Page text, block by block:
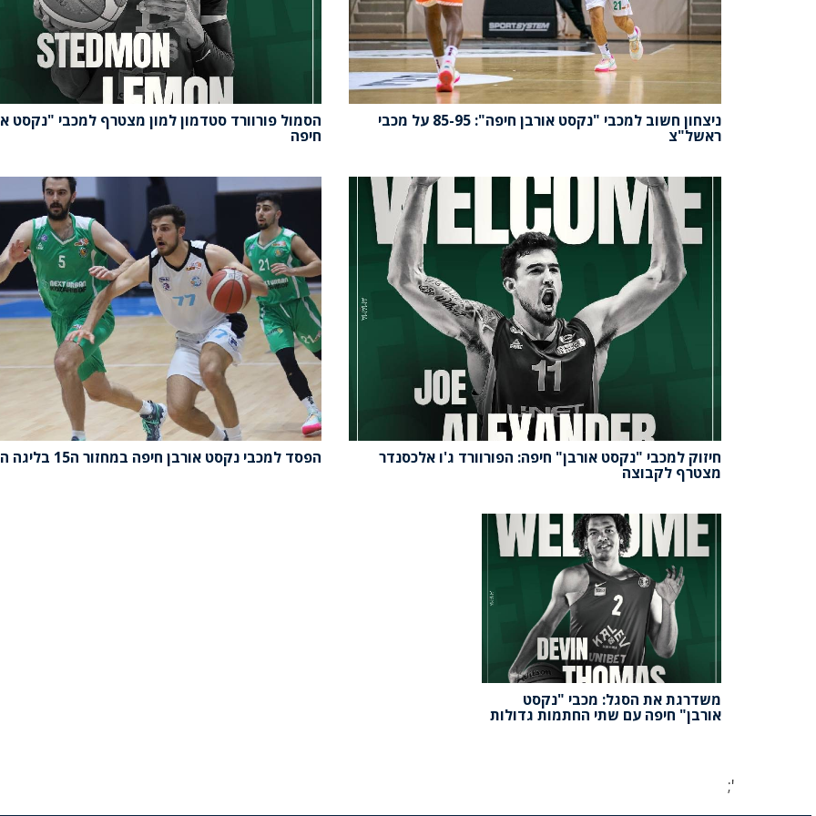
ניצחון חשוב למכבי "נקסט אורבן חיפה": 85-95 על מכבי
ראשל"צ
הסמול פורוורד סטדמון למון מצטרף למכבי "נקסט
חיפה
חיזוק למכבי "נקסט אורבן" חיפה: הפורוורד ג'ו אלכסנדר
מצטרף לקבוצה
הפסד למכבי נקסט אורבן חיפה במחזור ה15 בליגה הלאומית
משדרגת את הסגל: מכבי "נקסט
אורבן" חיפה עם שתי החתמות גדולות
';